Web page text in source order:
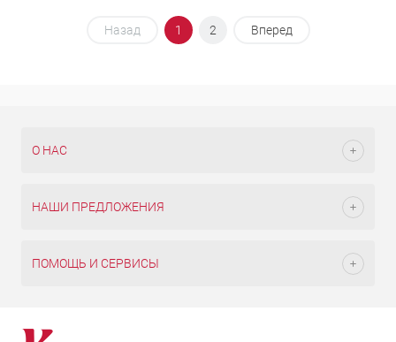
Назад 1 2 Вперед
О НАС
НАШИ ПРЕДЛОЖЕНИЯ
ПОМОЩЬ И СЕРВИСЫ